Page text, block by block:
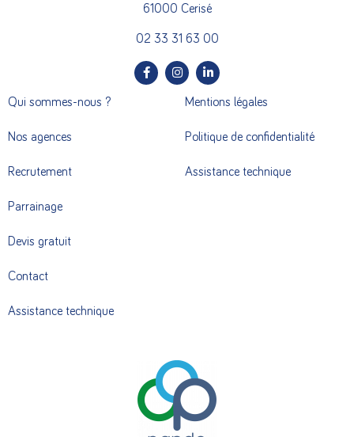
61000 Cerisé
02 33 31 63 00
Qui sommes-nous ?
Nos agences
Recrutement
Parrainage
Devis gratuit
Contact
Assistance technique
Mentions légales
Politique de confidentialité
Assistance technique